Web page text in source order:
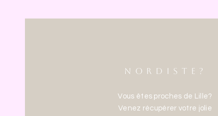
NORDISTE?
Vous êtes proches de Lille?
Venez récupérer votre jolie